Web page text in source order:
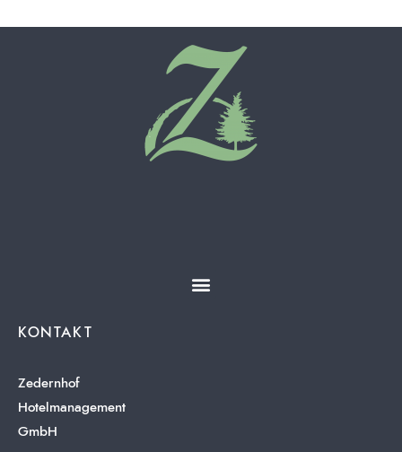
KONTAKT
Zedernhof
Hotelmanagement
GmbH